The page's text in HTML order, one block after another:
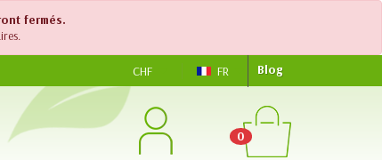
fermés.
CHF FR Blog
0